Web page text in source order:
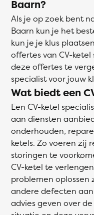
Baarn?
Als je op zoek bent
Baarn kun je het
kun je je klus
offertes van CV-
deze offertes te
specialist voor jouw
Wat biedt een
Een CV-ketel
aan diensten
onderhouden,
ketels. Zo voeren zij
storingen te
CV-ketel te
problemen oplossen
andere defecten
advies geven over